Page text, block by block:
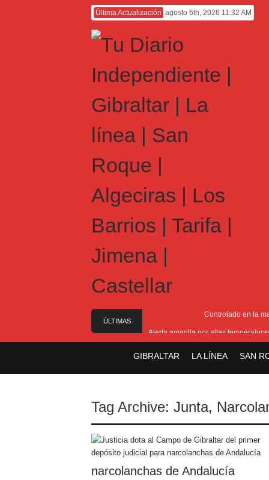
Última Actualización agosto 6th, 2026 11:32 AM
ÚLTIMAS
Controlado en la
Alerta amarilla por altas
GIBRALTAR LA LÍNEA SAN
Tag Archive: Junta,
narcolanchas de Andalucía